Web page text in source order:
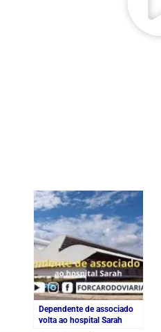
Dependente de associado
volta ao hospital Sarah